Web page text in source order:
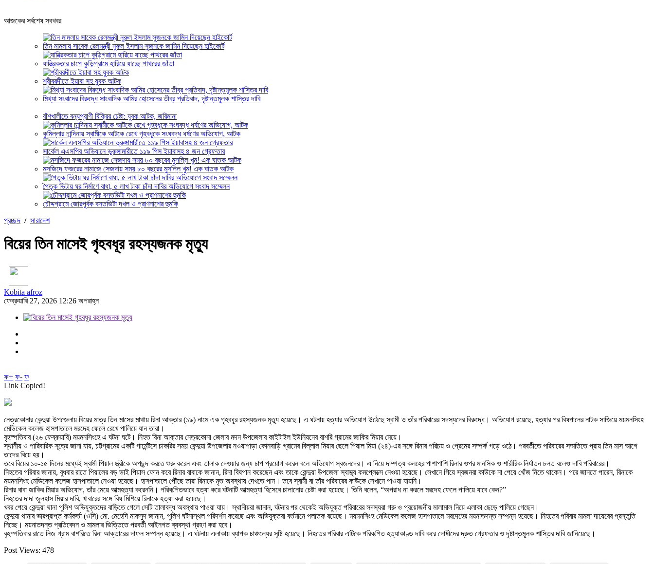
আজকের সর্বশেষ সবখবর
তিন মামলায় সাবেক রেলমন্ত্রী নুরুল ইসলাম সুজনকে জামিন দিয়েছেন হাইকোর্ট
যান্ত্রিকতার চাপে কুড়িগ্রামে হারিয়ে যাচ্ছে পাথরের জাঁতা
শ্রীবরদীতে ইয়াবা সহ যুবক আটক
মিথ্যা সংবাদের বিরুদ্ধে সাংবাদিক আমির হোসেনের তীব্র প্রতিবাদ, দৃষ্টান্তমূলক শাস্তির দাবি
বাঁশখালীতে বন্যপ্রাণী বিক্রির চেষ্টা: যুবক আটক, জরিমানা
কুমিল্লার চান্দিনায় স্বামীকে আটকে রেখে গৃহবধূকে সংঘবদ্ধ ধর্ষণের অভিযোগ, আটক
সার্কেল এএসপির অভিযানে ভূরুঙ্গামারীতে ১১৯ পিস ইয়াবাসহ ৪ জন গ্রেফতার
মসজিদে ফজরের নামাজে সেজদায় সময় ৮০ বছরের মুসল্লি খুম! এক ঘাতক আটক
পৈতৃক ভিটায় ঘর নির্মাণে বাধা, ৫ লাখ টাকা চাঁদা দাবির অভিযোগে সংবাদ সম্মেলন
চৌদ্দগ্রামে জোরপূর্বক বসতভিটা দখল ও প্রাণনাশের হুমকি
প্রচ্ছদ / সারাদেশ
বিয়ের তিন মাসেই গৃহবধূর রহস্যজনক মৃত্যু
Kobita afroz
ফেব্রুয়ারি 27, 2026 12:26 অপরাহ্ন
ফ+ ফ- ফ
Link Copied!
নেত্রকোনার কেন্দুয়া উপজেলায় বিয়ের মাত্র তিন মাসের মাথায় রিনা আক্তার (১৯) নামে এক গৃহবধূর রহস্যজনক মৃত্যু হয়েছে। এ ঘটনায় হত্যার অভিযোগ উঠেছে স্বামী ও তাঁর পরিবারের সদস্যদের বিরুদ্ধে। অভিযোগ রয়েছে, হত্যার পর বিষপানের নাটক সাজিয়ে ময়মনসিংহ
মেডিকেল কলেজ হাসপাতালে মরদেহ ফেলে রেখে পালিয়ে যান তারা।
বৃহস্পতিবার (২৬ ফেব্রুয়ারি) ময়মনসিংহে এ ঘটনা ঘটে। নিহত রিনা আক্তার নেত্রকোনা জেলার মদন উপজেলার কাইটাইল ইউনিয়নের বাশরি গ্রামের জাকির মিয়ার মেয়ে।
স্থানীয় ও পারিবারিক সূত্রে জানা যায়, চট্টগ্রামের একটি গার্মেন্টসে চাকরির সময় কেন্দুয়া উপজেলার নওয়াপাড়া কোনবাড়ি গ্রামের বিল্লাল মিয়ার ছেলে পিয়াল মিয়া (২৪)-এর সঙ্গে রিনার পরিচয় ও প্রেমের সম্পর্ক গড়ে ওঠে। পরবর্তীতে পরিবারের সম্মতিতে প্রায় তিন মাস আগে
তাদের বিয়ে হয়।
তবে বিয়ের ১০-১৫ দিনের মধ্যেই স্বামী পিয়াল স্ত্রীকে অপছন্দ করতে শুরু করেন এবং তালাক দেওয়ার জন্য চাপ প্রয়োগ করেন বলে অভিযোগ স্বজনদের। এ নিয়ে দাম্পত্য কলহের পাশাপাশি রিনার ওপর মানসিক ও শারীরিক নির্যাতন চলত বলেও দাবি পরিবারের।
নিহতের পরিবার জানায়, বুধবার রাতে পিয়ালের বড় ভাই পিয়াস ফোন করে রিনার বাবাকে জানান, রিনা বিষপান করেছেন এবং তাকে কেন্দুয়া উপজেলা স্বাস্থ্য কমপ্লেক্সে নেওয়া হয়েছে। সেখানে গিয়ে স্বজনরা কাউকে না পেয়ে খোঁজ নিতে থাকেন। পরে জানতে পারেন, রিনাকে
ময়মনসিংহ মেডিকেল কলেজ হাসপাতালে নেওয়া হয়েছে। হাসপাতালে পৌঁছে তারা রিনাকে মৃত অবস্থায় দেখতে পান। তবে স্বামী বা তাঁর পরিবারের কাউকে সেখানে পাওয়া যায়নি।
রিনার বাবা জাকির মিয়ার অভিযোগ, তাঁর মেয়ে আত্মহত্যা করেননি। পরিকল্পিতভাবে হত্যা করে ঘটনাটি আত্মহত্যা হিসেবে চালানোর চেষ্টা করা হয়েছে। তিনি বলেন, “অপরাধ না করলে মরদেহ ফেলে পালিয়ে যাবে কেন?”
নিহতের দাদা জুলহাস মিয়ার দাবি, খাবারের সঙ্গে বিষ মিশিয়ে রিনাকে হত্যা করা হয়েছে।
খবর পেয়ে কেন্দুয়া থানা পুলিশ অভিযুক্তদের বাড়িতে গেলে সেটি তালাবদ্ধ অবস্থায় পাওয়া যায়। স্থানীয়রা জানান, ঘটনার পর থেকেই অভিযুক্ত পরিবারের সদস্যরা গরু ও প্রয়োজনীয় মালামাল নিয়ে এলাকা ছেড়ে পালিয়ে গেছেন।
কেন্দুয়া থানার ভারপ্রাপ্ত কর্মকর্তা (ওসি) মো. মেহেদি মাকসুদ জানান, পুলিশ ঘটনাস্থল পরিদর্শন করেছে এবং অভিযুক্তরা বর্তমানে পলাতক রয়েছে। ময়মনসিংহ মেডিকেল কলেজ হাসপাতালে মরদেহের ময়নাতদন্ত সম্পন্ন হয়েছে। নিহতের পরিবার মামলা দায়েরের প্রস্তুতি
নিচ্ছে। ময়নাতদন্ত প্রতিবেদন ও মামলার ভিত্তিতে পরবর্তী আইনগত ব্যবস্থা গ্রহণ করা হবে।
বৃহস্পতিবার রাতে নিজ গ্রাম বাশরিতে রিনা আক্তারের দাফন সম্পন্ন হয়েছে। এ ঘটনায় এলাকায় ব্যাপক চাঞ্চল্যের সৃষ্টি হয়েছে। নিহতের পরিবার এটিকে পরিকল্পিত হত্যাকাণ্ড দাবি করে দোষীদের দ্রুত গ্রেফতার ও দৃষ্টান্তমূলক শাস্তির দাবি জানিয়েছে।
Post Views: 478